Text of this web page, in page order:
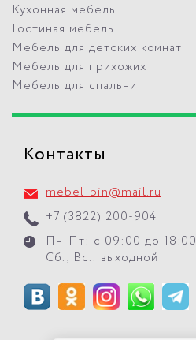
Кухонная мебель
Гостиная мебель
Мебель для детских комнат
Мебель для прихожих
Мебель для спальни
Контакты
mebel-bin@mail.ru
+7 (3822) 200-904
Пн-Пт: с 09:00 до 18:00
Сб., Вс.: выходной